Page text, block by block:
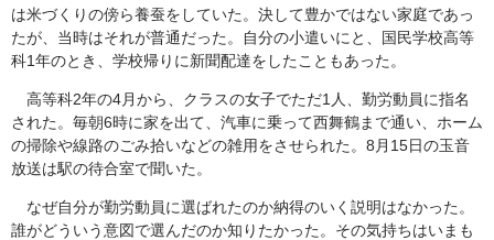
は米づくりの傍ら養蚕をしていた。決して豊かではない家庭であっ
たが、当時はそれが普通だった。自分の小遣いにと、国民学校高等
科1年のとき、学校帰りに新聞配達をしたこともあった。
高等科2年の4月から、クラスの女子でただ1人、勤労動員に指名
された。毎朝6時に家を出て、汽車に乗って西舞鶴まで通い、ホーム
の掃除や線路のごみ拾いなどの雑用をさせられた。8月15日の玉音
放送は駅の待合室で聞いた。
なぜ自分が勤労動員に選ばれたのか納得のいく説明はなかった。
誰がどういう意図で選んだのか知りたかった。その気持ちはいまも